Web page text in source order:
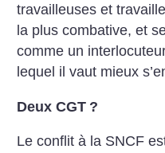
travailleuses et
la plus combative, et
comme un
lequel il vaut mieux
Deux CGT ?
Le conflit à la SNCF